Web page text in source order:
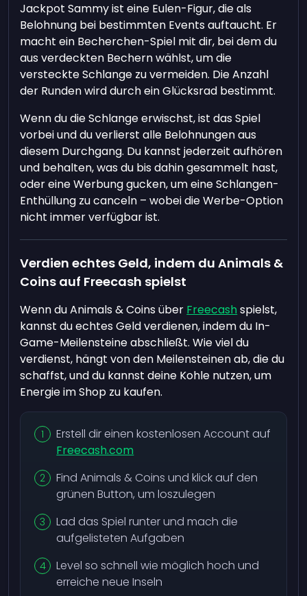
Jackpot Sammy ist eine Eulen-Figur, die als
Belohnung bei bestimmten Events auftaucht. Er
macht ein Becherchen-Spiel mit dir, bei dem du
aus verdeckten Bechern wählst, um die
versteckte Schlange zu vermeiden. Die Anzahl
der Runden wird durch ein Glücksrad bestimmt.
Wenn du die Schlange erwischst, ist das Spiel
vorbei und du verlierst alle Belohnungen aus
diesem Durchgang. Du kannst jederzeit aufhören
und behalten, was du bis dahin gesammelt hast,
oder eine Werbung gucken, um eine Schlangen-
Enthüllung zu canceln – wobei die Werbe-Option
nicht immer verfügbar ist.
Verdien echtes Geld, indem du Animals &
Coins auf Freecash spielst
Wenn du Animals & Coins über Freecashspielst,
kannst du echtes Geld verdienen, indem du In-
Game-Meilensteine abschließt. Wie viel du
verdienst, hängt von den Meilensteinen ab, die du
schaffst, und du kannst deine Kohle nutzen, um
Energie im Shop zu kaufen.
Erstell dir einen kostenlosen Account auf
Freecash.com
Find Animals & Coins und klick auf den
grünen Button, um loszulegen
Lad das Spiel runter und mach die
aufgelisteten Aufgaben
Level so schnell wie möglich hoch und
erreiche neue Inseln